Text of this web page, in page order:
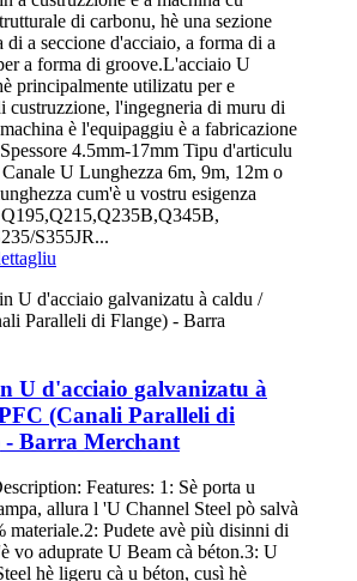
di carbonu, hè una sezione
di a seccione d'acciaio, a forma di a
a forma di groove.L'acciaio U
principalmente utilizatu per e
custruzzione, l'ingegneria di muru di
è l'equipaggiu è a fabricazione
4.5mm-17mm Tipu d'articulu
U Lunghezza 6m, 9m, 12m o
cum'è u vostru esigenza
S355JR...
U d'acciaio galvanizatu à
(Canali Paralleli di
- Barra Merchant
Features: 1: Sè porta u
allura l 'U Channel Steel pò salvà
materiale.2: Pudete avè più disinni di
vo aduprate U Beam cà béton.3: U
hè ligeru cà u béton, cusì hè